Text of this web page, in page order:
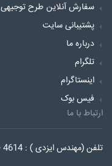
سفارش آنلاین طرح توجیهی
پشتیبانی سایت
درباره ما
تلگرام
اینستاگرام
فیس بوک
ارتباط با ما
تلفن (مهندس ایزدی ) : 4614 - 971 - 0936